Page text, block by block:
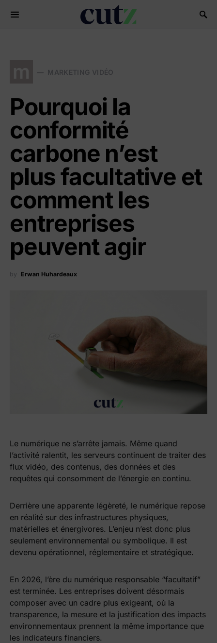
Search for:
MARKETING VIDÉO
Pourquoi la
conformité
carbone n’est
plus facultative et
comment les
entreprises
peuvent agir
by Erwan Huhardeaux
Le numérique ne s’arrête jamais. Même quand
l’activité ralentit, les serveurs continuent de traiter des
flux vidéo, des contenus, des données et des
requêtes qui consomment de l’énergie en continu.
Derrière une apparente légèreté, le numérique repose
en réalité sur des infrastructures physiques,
matérielles et énergivores. L’enjeu n’est donc plus
seulement environnemental ou symbolique. Il est
devenu opérationnel, réglementaire et stratégique.
En 2026, l’ère du numérique responsable “facultatif”
est terminée. Les entreprises doivent désormais
composer avec un cadre plus exigeant, où la
transparence, la mesure et la justification des impacts
environnementaux prennent la même importance que
les indicateurs financiers.